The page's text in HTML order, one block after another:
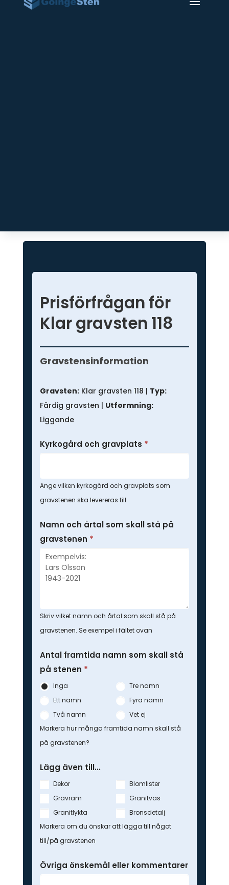
Prisförfrågan för
Klar gravsten 118
Prisförfrågan
-
gravsten
Gravstensinformation
Gravsten:Klar gravsten 118 | Typ:
Färdig gravsten | Utformning:
Liggande
Kyrkogård och gravplats *
Ange vilken kyrkogård och gravplats som
gravstenen ska levereras till
Namn och årtal som skall stå på
gravstenen *
Skriv vilket namn och årtal som skall stå på
gravstenen. Se exempel i fältet ovan
Antal framtida namn som skall stå
på stenen *
Inga
Tre namn
Ett namn
Fyra namn
Två namn
Vet ej
Markera hur många framtida namn skall stå
på gravstenen?
Lägg även till...
Dekor
Blomlister
Gravram
Granitvas
Granitlykta
Bronsdetalj
Markera om du önskar att lägga till något
till/på gravstenen
Övriga önskemål eller kommentarer